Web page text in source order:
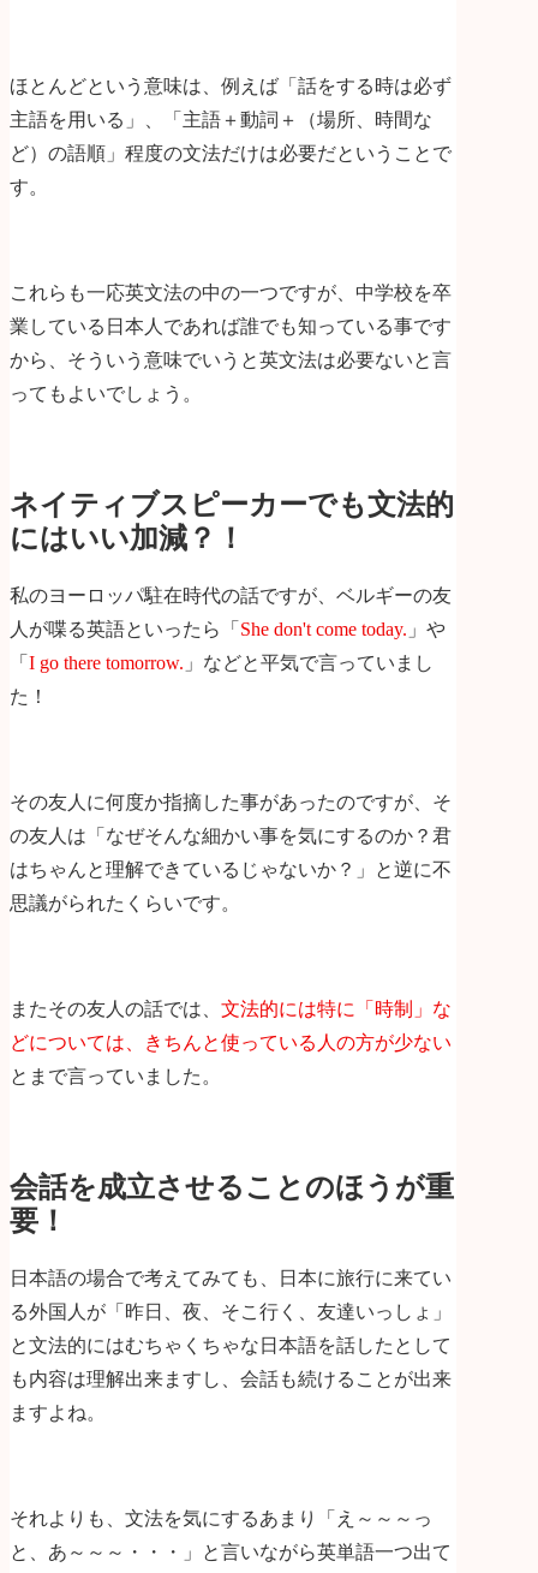
ほとんどという意味は、例えば「話をする時は必ず
主語を用いる」、「主語＋動詞＋（場所、時間な
ど）の語順」程度の文法だけは必要だということで
す。
これらも一応英文法の中の一つですが、中学校を卒
業している日本人であれば誰でも知っている事です
から、そういう意味でいうと英文法は必要ないと言
ってもよいでしょう。
ネイティブスピーカーでも文法的
にはいい加減？！
私のヨーロッパ駐在時代の話ですが、ベルギーの友
人が喋る英語といったら「 She don't come today. 」や
「 I go there tomorrow. 」などと平気で言っていまし
た！
その友人に何度か指摘した事があったのですが、そ
の友人は「なぜそんな細かい事を気にするのか？君
はちゃんと理解できているじゃないか？」と逆に不
思議がられたくらいです。
またその友人の話では、 文法的には特に「時制」な
どについては、きちんと使っている人の方が少ない
とまで言っていました。
会話を成立させることのほうが重
要！
日本語の場合で考えてみても、日本に旅行に来てい
る外国人が「昨日、夜、そこ行く、友達いっしょ」
と文法的にはむちゃくちゃな日本語を話したとして
も内容は理解出来ますし、会話も続けることが出来
ますよね。
それよりも、文法を気にするあまり「え～～～っ
と、あ～～～・・・」と言いながら英単語一つ出て